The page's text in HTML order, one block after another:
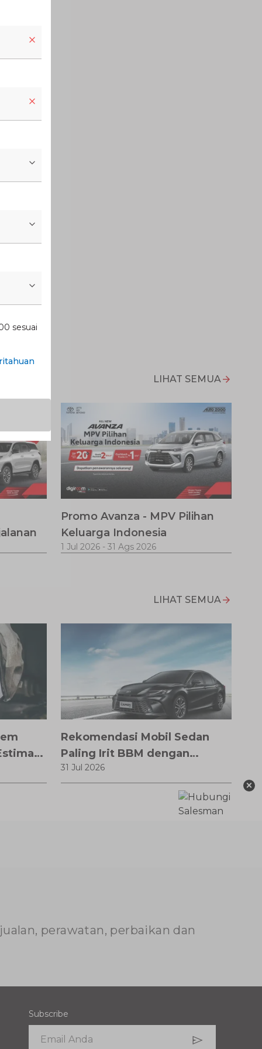
LIHAT SEMUA
Promo Avanza - MPV Pilihan
Keluarga Indonesia
1 Jul 2026 - 31 Ags 2026
LIHAT SEMUA
Rekomendasi Mobil Sedan
Paling Irit BBM dengan
Performa Optimal
31 Jul 2026
perawatan, perbaikan dan
×
Subscribe
sesuai